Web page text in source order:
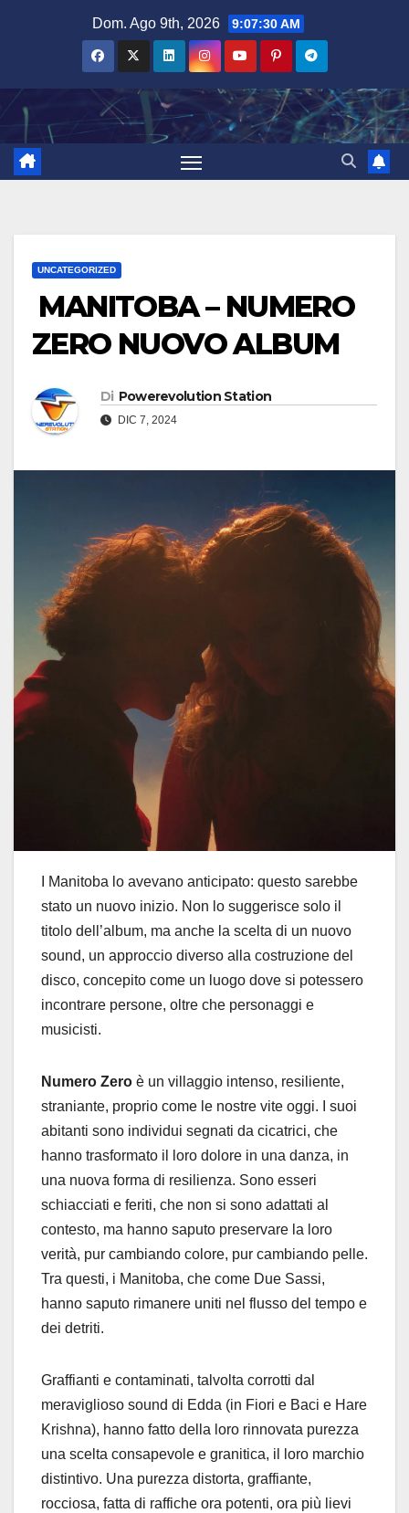
Dom. Ago 9th, 2026 9:07:31 AM
UNCATEGORIZED
MANITOBA – NUMERO
ZERO NUOVO ALBUM
Di Powerevolution Station
DIC 7, 2024
I Manitoba lo avevano anticipato: questo sarebbe
stato un nuovo inizio. Non lo suggerisce solo il
titolo dell’album, ma anche la scelta di un nuovo
sound, un approccio diverso alla costruzione del
disco, concepito come un luogo dove si potessero
incontrare persone, oltre che personaggi e
musicisti.
Numero Zero è un villaggio intenso, resiliente,
straniante, proprio come le nostre vite oggi. I suoi
abitanti sono individui segnati da cicatrici, che
hanno trasformato il loro dolore in una danza, in
una nuova forma di resilienza. Sono esseri
schiacciati e feriti, che non si sono adattati al
contesto, ma hanno saputo preservare la loro
verità, pur cambiando colore, pur cambiando pelle.
Tra questi, i Manitoba, che come Due Sassi,
hanno saputo rimanere uniti nel flusso del tempo e
dei detriti.
Graffianti e contaminati, talvolta corrotti dal
meraviglioso sound di Edda (in Fiori e Baci e Hare
Krishna), hanno fatto della loro rinnovata purezza
una scelta consapevole e granitica, il loro marchio
distintivo. Una purezza distorta, graffiante,
rocciosa, fatta di raffiche ora potenti, ora più lievi